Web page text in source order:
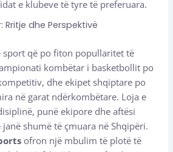
e klubeve të tyre të preferuara.
Rritje dhe Perspektivë
sport që po fiton popullaritet të
kombëtar i basketbollit po
dhe ekipet shqiptare po
në garat ndërkombëtare. Loja e
punë ekipore dhe aftësi
shumë të çmuara në Shqipëri.
ofron një mbulim të plotë të